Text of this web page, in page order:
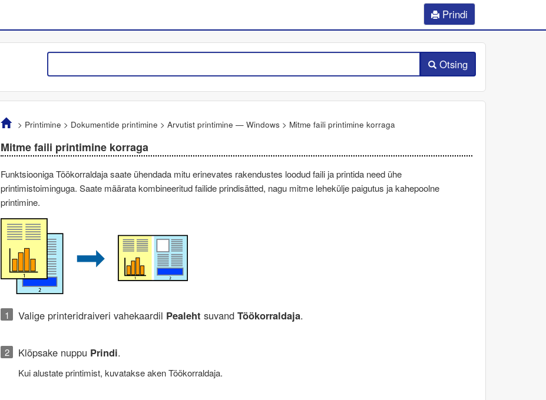
Prindi
Otsing
> Printimine > Dokumentide printimine > Arvutist printimine — Windows > Mitme faili printimine korraga
Mitme faili printimine korraga
FunktsioonigaTöökorraldajasaate ühendada mitu erinevates rakendustes loodud faili ja printida need ühe
printimistoiminguga. Saate määrata kombineeritud failide prindisätted, nagu mitme lehekülje paigutus ja kahepoolne
printimine.
Valige printeridraiveri vahekaardil Pealeht suvand Töökorraldaja.
Klõpsake nuppu Prindi.
Kui alustate printimist, kuvatakse akenTöökorraldaja.